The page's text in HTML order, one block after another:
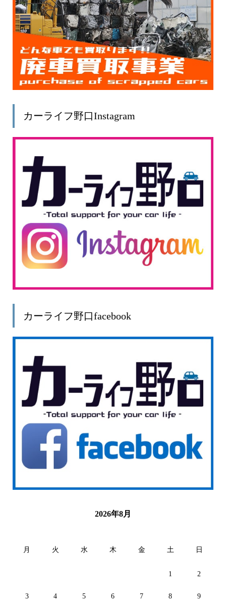
カーライフ野口Instagram
カーライフ野口facebook
2026年8月
月 火 水 木 金 土 日
1 2
3 4 5 6 7 8 9